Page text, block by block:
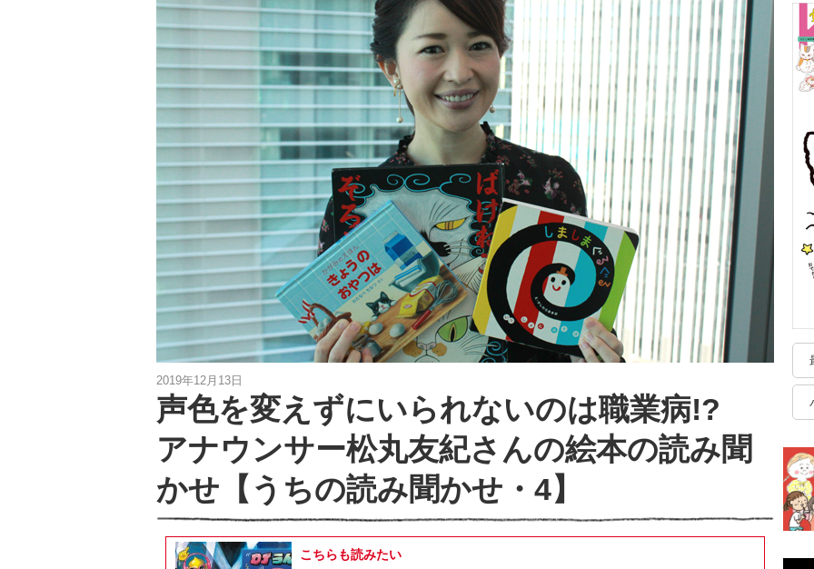
2019年12月13日
声色を変えずにいられないのは職業病!?
アナウンサー松丸友紀さんの絵本の読み聞
かせ【うちの読み聞かせ・4】
こちらも読みたい